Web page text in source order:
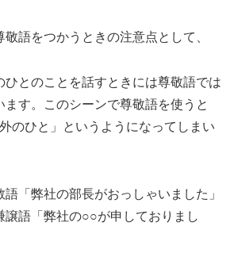
語をつかうときの注意点として、
ひとのことを話すときには尊敬語では
ます。このシーンで尊敬語を使うと
のひと」というようになってしまい
「弊社の部長がおっしゃいました」
譲語「弊社の○○が申しておりまし